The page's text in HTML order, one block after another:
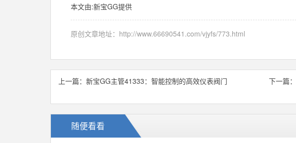
本文由:新宝GG提供
原创文章地址： http://www.66690541.com/vjyfs/773.html
上一篇： 新宝GG主管41333：智能控制的高效仪表阀门 下一篇：
随便看看